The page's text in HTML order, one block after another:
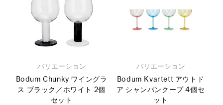
バリエーション
Bodum Chunky ワイングラ
ス ブラック／ホワイト 2個
セット
バリエーション
Bodum Kvartett アウトド
ア シャンパンクープ 4個セ
ット